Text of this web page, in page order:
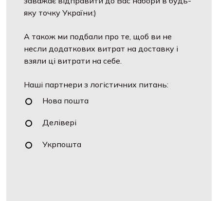
яку точку України:)
А також ми подбали про те, щоб ви не
несли додаткових витрат на доставку і
взяли ці витрати на себе.
Наші партнери з логістичних питань:
Нова пошта
Делівері
Укрпошта